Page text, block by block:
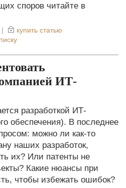
споров читайте в
|
купить статью
ИТ-
разработкой ИТ-
обеспечения). В последнее
можно ли как-то
наших разработок,
их? Или патенты не
Какие нюансы при
чтобы избежать ошибок?